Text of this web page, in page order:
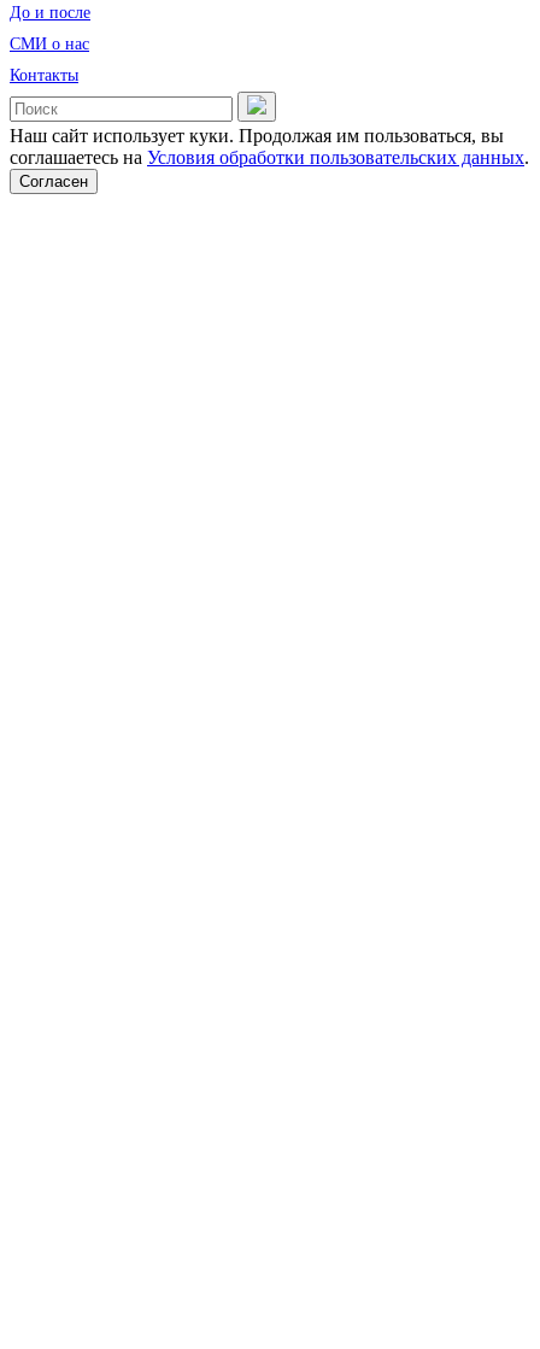
До и после
CМИ о нас
Контакты
Наш сайт использует куки. Продолжая им пользоваться, вы
соглашаетесь на Условия обработки пользовательских данных.